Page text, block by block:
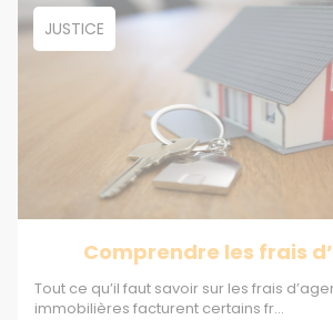
JUSTICE
Comprendre les frais
Tout ce qu’il faut savoir sur les frais
immobilières facturent certains fr...